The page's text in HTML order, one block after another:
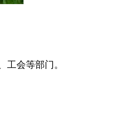
会等部门。